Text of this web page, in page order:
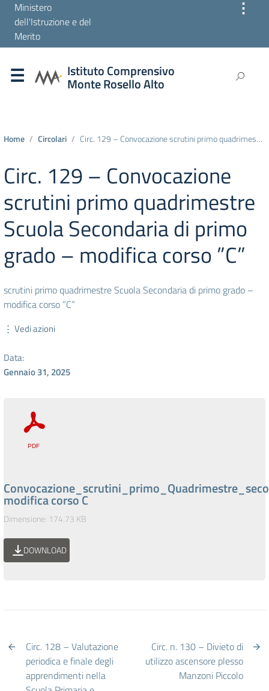
Ministero
dell'Istruzione e del
Merito
⋮
Istituto Comprensivo
Monte Rosello Alto
Home Circolari Circ. 129 – Convocazione scrutini primo quadrimestre Scuola Secondaria di primo grado – modifica corso ”C”
Circ. 129 – Convocazione
scrutini primo quadrimestre
Scuola Secondaria di primo
grado – modifica corso ”C”
scrutini primo quadrimestre Scuola Secondaria di primo grado –
modifica corso ”C”
⋮ Vedi azioni
Data:
Gennaio 31, 2025
modifica corso C
Dimensione: 174.73 KB
DOWNLOAD
Circ. 128 – Valutazione
periodica e finale degli
apprendimenti nella
Circ. n. 130 – Divieto di
utilizzo ascensore plesso
Manzoni Piccolo